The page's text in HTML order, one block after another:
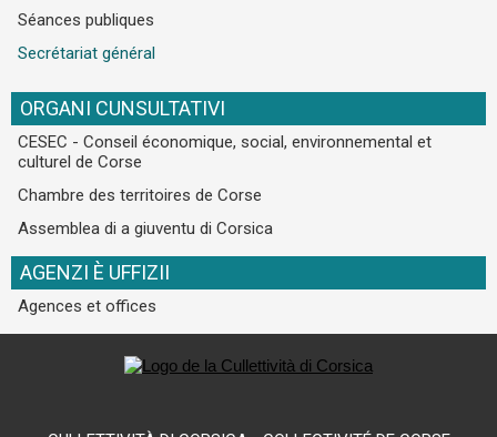
Séances publiques
Secrétariat général
ORGANI CUNSULTATIVI
CESEC - Conseil économique, social, environnemental et
culturel de Corse
Chambre des territoires de Corse
Assemblea di a giuventu di Corsica
AGENZI È UFFIZII
Agences et offices